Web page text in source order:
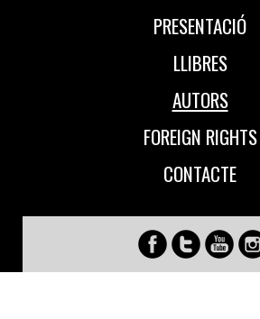
PRESENTACIÓ
LLIBRES
AUTORS
FOREIGN RIGHTS
CONTACTE